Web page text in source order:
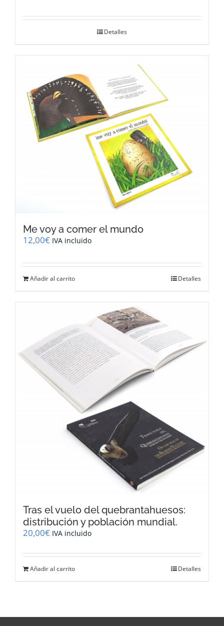
Detalles
Me voy a comer el mundo
12,00€ IVA incluido
Añadir al carrito Detalles
Tras el vuelo del quebrantahuesos:
distribución y población mundial.
20,00€ IVA incluido
Añadir al carrito Detalles